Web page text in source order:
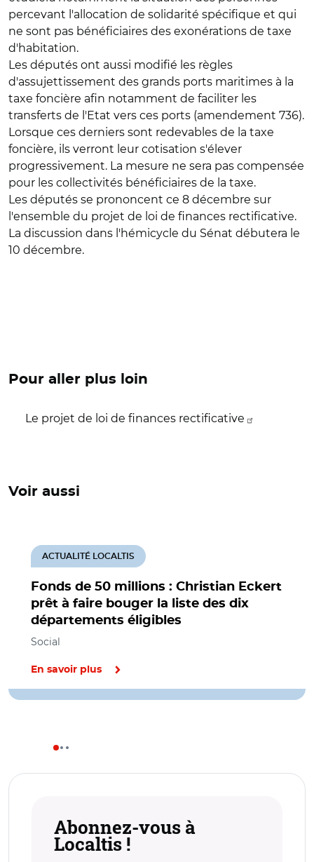
percevant l'allocation de solidarité spécifique et qui
ne sont pas bénéficiaires des exonérations de taxe
d'habitation.
Les députés ont aussi modifié les règles
d'assujettissement des grands ports maritimes à la
taxe foncière afin notamment de faciliter les
transferts de l'Etat vers ces ports (amendement 736).
Lorsque ces derniers sont redevables de la taxe
foncière, ils verront leur cotisation s'élever
progressivement. La mesure ne sera pas compensée
pour les collectivités bénéficiaires de la taxe.
Les députés se prononcent ce 8 décembre sur
l'ensemble du projet de loi de finances rectificative.
La discussion dans l'hémicycle du Sénat débutera le
10 décembre.
Pour aller plus loin
Le projet de loi de finances rectificative
Voir aussi
Fonds de 50 millions : Christian Eckert
prêt à faire bouger la liste des dix
départements éligibles
ACTUALITÉ LOCALTIS
Social
En savoir plus
Abonnez-vous à
Localtis !